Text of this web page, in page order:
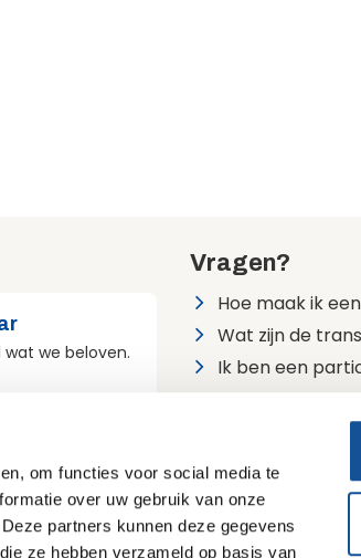
om functies voor social media te
over uw gebruik van onze
partners kunnen deze gegevens
ze hebben verzameld op basis van
we beloven.
mens, materieel
Vragen?
Hoe maak ik
Wat zijn de
Ik ben een
24/7 bereikbaar
0900 7474747